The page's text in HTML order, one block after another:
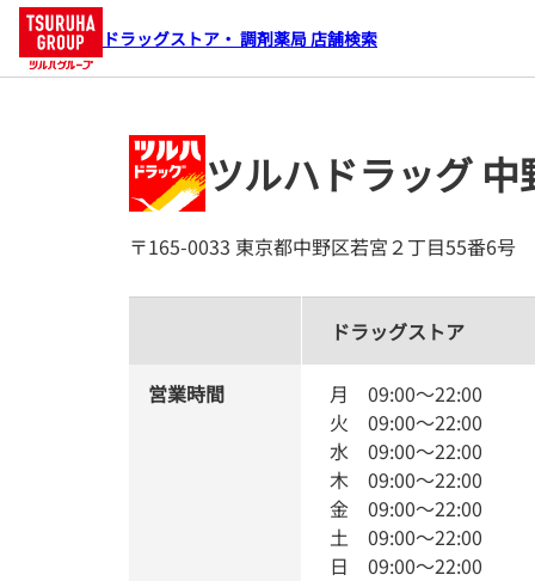
ドラッグストア・ 調剤薬局 店舗検索
ツルハドラッグ 中
〒165-0033 東京都中野区若宮２丁目55番6号
ドラッグストア
営業時間 月 09:00～22:00
火 09:00～22:00
水 09:00～22:00
木 09:00～22:00
金 09:00～22:00
土 09:00～22:00
日 09:00～22:00